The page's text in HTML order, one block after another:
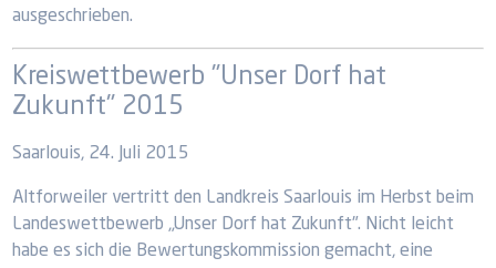
ausgeschrieben.
Kreiswettbewerb "Unser Dorf hat
Zukunft" 2015
Saarlouis, 24. Juli 2015
Altforweiler vertritt den Landkreis Saarlouis im Herbst beim
Landeswettbewerb „Unser Dorf hat Zukunft". Nicht leicht
habe es sich die Bewertungskommission gemacht, eine